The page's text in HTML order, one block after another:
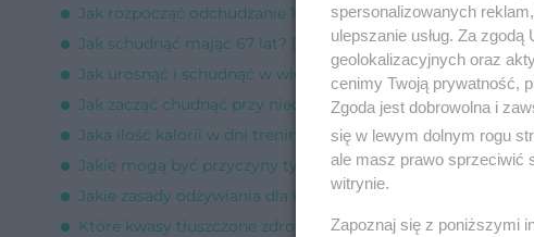
Jak rozpocząć odchudzanie 13-latki z otyłością? [Porada
Jak schudnąć mając 67 lat? [Porada eksperta]
Jak urosnąć i schudnąć w wieku 16 lat? [Porada eksperta]
Jak zacząć chudnąć przy niedoczynności tarczycy
Jaka ilość kalorii w dni treningowe i nietreningowe?
Jakie mogą być przyczyny tycia po 60.? [Porada eksperta]
Jakie zasady odżywiania dla kuriera z otyłością? [Porada
Które kwasy tłuszczone zdrowsze: nasycone czy
spersonalizowanych
ulepszanie usług. Za
geolokalizacyjnych oraz
cenimy Twoją prywatność,
Zgoda jest dobrowolna i
się w lewym dolnym rogu
ale masz prawo sprzeciwić
witrynie.
Zapoznaj się z poniższymi